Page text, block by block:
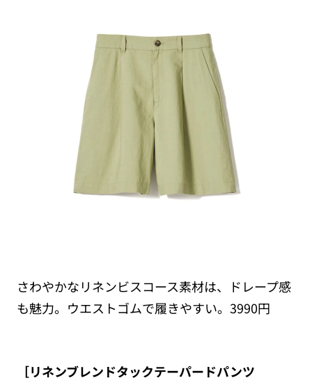
さわやかなリネンビスコース素材は、ドレープ感
も魅力。ウエストゴムで履きやすい。3990円
［リネンブレンドタックテーパードパンツ